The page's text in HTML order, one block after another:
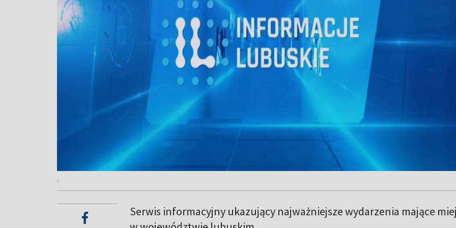
.
Serwis informacyjny ukazujący najważniejsze wydarzenia mające